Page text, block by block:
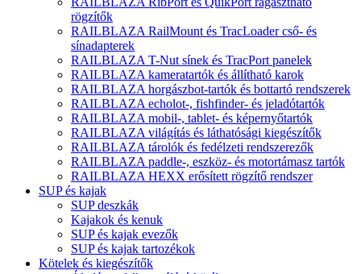
rögzítők
RAILBLAZA RailMount és TracLoader cső- és
sínadapterek
RAILBLAZA T-Nut sínek és TracPort panelek
RAILBLAZA kameratartók és állítható karok
RAILBLAZA horgászbot-tartók és bottartó rendszerek
RAILBLAZA echolot-, fishfinder- és jeladótartók
RAILBLAZA mobil-, tablet- és képernyőtartók
RAILBLAZA világítás és láthatósági kiegészítők
RAILBLAZA tárolók és fedélzeti rendszerezők
RAILBLAZA paddle-, eszköz- és motortámasz tartók
RAILBLAZA HEXX erősített rögzítő rendszer
SUP és kajak
SUP deszkák
Kajakok és kenuk
SUP és kajak evezők
SUP és kajak tartozékok
Kötelek és kiegészítők